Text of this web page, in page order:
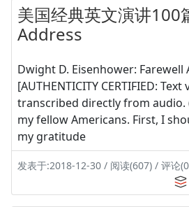
美国经典英文演讲100
Address
Dwight D. Eisenhower: Farewell
[AUTHENTICITY CERTIFIED:
transcribed directly from audio.
my fellow Americans. First, I
my gratitude
发表于:2018-12-30 / 阅读(607) / 评论